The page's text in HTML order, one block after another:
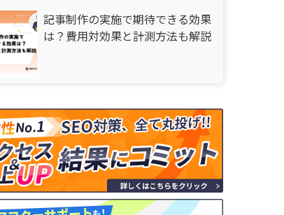
記事制作の実施で期待できる効果
は？費用対効果と計測方法も解説